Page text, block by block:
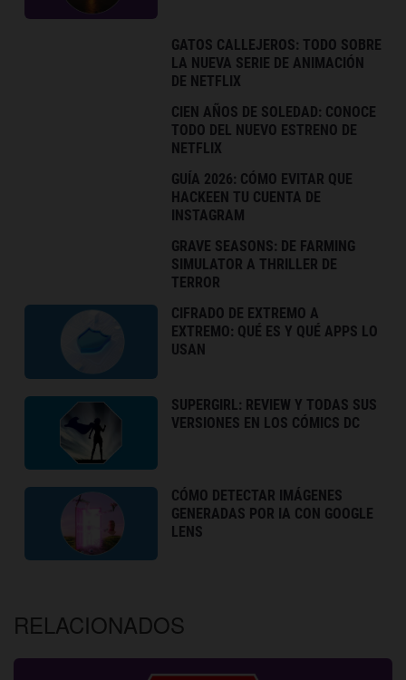
GATOS CALLEJEROS: TODO SOBRE
LA NUEVA SERIE DE ANIMACIÓN
DE NETFLIX
CIEN AÑOS DE SOLEDAD: CONOCE
TODO DEL NUEVO ESTRENO DE
NETFLIX
GUÍA 2026: CÓMO EVITAR QUE
HACKEEN TU CUENTA DE
INSTAGRAM
GRAVE SEASONS: DE FARMING
SIMULATOR A THRILLER DE
TERROR
CIFRADO DE EXTREMO A
EXTREMO: QUÉ ES Y QUÉ APPS LO
USAN
SUPERGIRL: REVIEW Y TODAS SUS
VERSIONES EN LOS CÓMICS DC
CÓMO DETECTAR IMÁGENES
GENERADAS POR IA CON GOOGLE
LENS
RELACIONADOS